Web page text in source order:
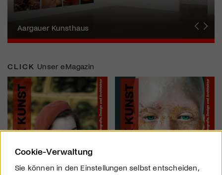
Künstlerin
Aargauer Kunsthaus
Gewerbemuseum Winterthur
Liste Art Fair Basel
Bündner Kunstmuseum
Künstler:innen Portraits
Junge Schweizer Kunst
Vögele Kultur Zentrum
Nidwaldner Museum
Haus für Kunst Uri
CLICK Unser eMagazin
Cookie-Verwaltung
Sie können in den Einstellungen selbst entscheiden,